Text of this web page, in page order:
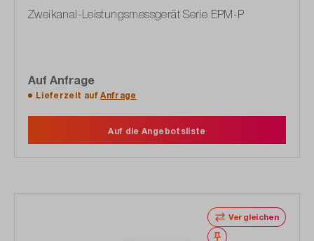
Zweikanal-Leistungsmessgerät Serie EPM-P
Auf Anfrage
Lieferzeit aufAnfrage
Auf die Angebotsliste
Vergleichen
Merken